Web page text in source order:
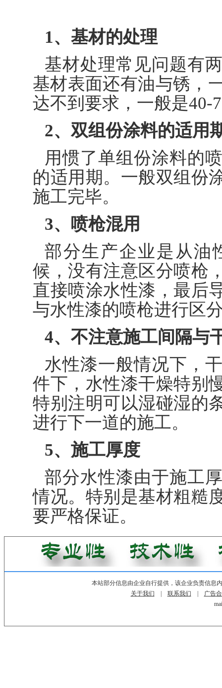
1、基材的处理
基材处理常见问题有
基材表面还有油与锈，
达不到要求，一般是40-
2、双组份涂料的适用
用惯了单组份涂料的
的适用期。一般双组份
施工完毕。
3、喷枪混用
部分生产企业是从油
候，没有注意区分喷枪
直接喷涂水性漆，最后
与水性漆的喷枪进行区
4、不注意施工间隔与
水性漆一般情况下，
件下，水性漆干燥特别
特别注明可以湿碰湿的
进行下一道的施工。
5、施工厚度
部分水性漆由于施工
情况。特别是基材粗糙
要严格保证。
本站部分信息由企业自行提供，该企业负责信息
关于我们
联系我们
广告